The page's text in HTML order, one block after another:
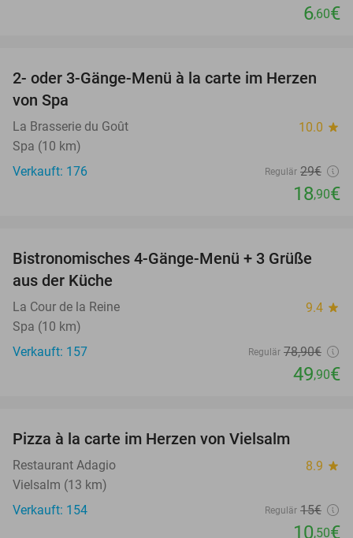
6,60€
35%
2- oder 3-Gänge-Menü à la carte im Herzen
von Spa
La Brasserie du Goût 10.0 star
Spa (10 km)
Verkauft: 176
Regulär 29€
18,90€
37%
Bistronomisches 4-Gänge-Menü + 3 Grüße
aus der Küche
La Cour de la Reine 9.4 star
Spa (10 km)
Verkauft: 157
Regulär 78,90€
49,90€
Pizza à la carte im Herzen von Vielsalm
Restaurant Adagio 8.9 star
Vielsalm (13 km)
Verkauft: 154
Regulär 15€
10,50€